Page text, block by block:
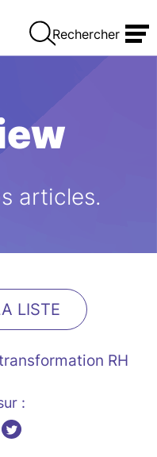
Rechercher
articles.
LISTE
RH
: